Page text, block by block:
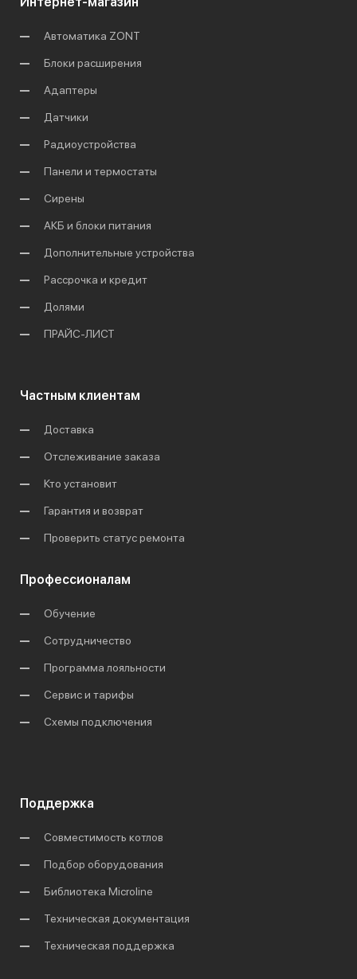
Автоматика ZONT
Блоки расширения
Адаптеры
Датчики
Радиоустройства
Панели и термостаты
Сирены
АКБ и блоки питания
Дополнительные устройства
Рассрочка и кредит
Долями
ПРАЙС-ЛИСТ
Частным клиентам
Доставка
Отслеживание заказа
Кто установит
Гарантия и возврат
Проверить статус ремонта
Профессионалам
Обучение
Сотрудничество
Программа лояльности
Сервис и тарифы
Схемы подключения
Поддержка
Совместимость котлов
Подбор оборудования
Библиотека Microline
Техническая документация
Техническая поддержка